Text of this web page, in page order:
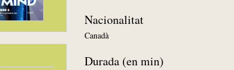
Nacionalitat
Canadà
Durada (en min)